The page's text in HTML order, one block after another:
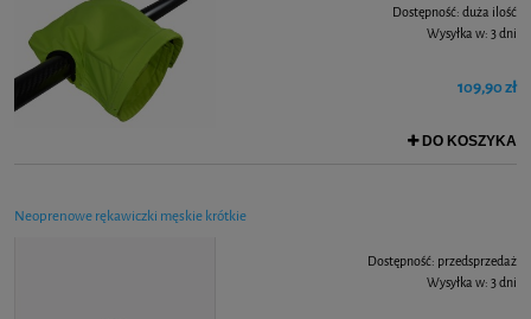
Dostępność: duża ilość
Wysyłka w: 3 dni
109,90 zł
DO KOSZYKA
Neoprenowe rękawiczki męskie krótkie
Dostępność: przedsprzedaż
Wysyłka w: 3 dni